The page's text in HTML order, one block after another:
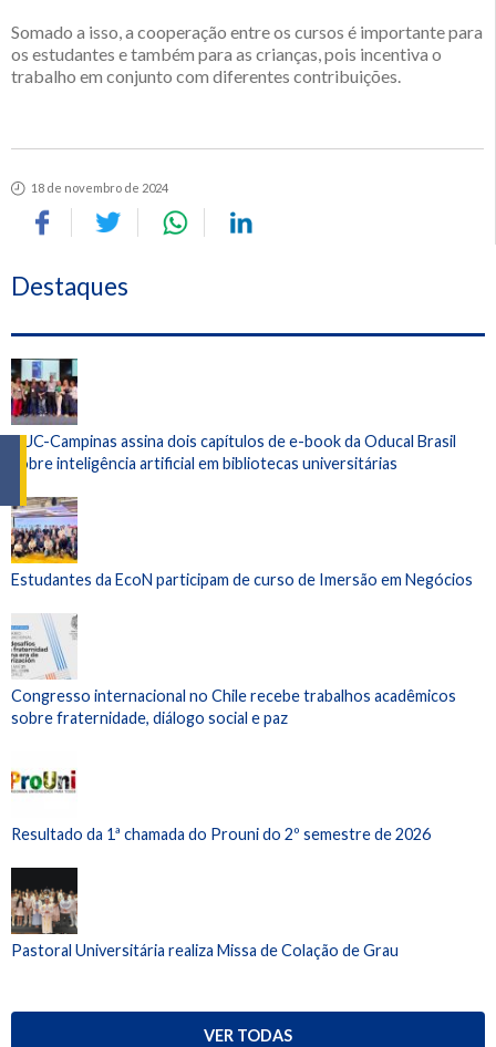
Somado a isso, a cooperação entre os cursos é importante para
os estudantes e também para as crianças, pois incentiva o
trabalho em conjunto com diferentes contribuições.
18 de novembro de 2024
Destaques
PUC-Campinas assina dois capítulos de e-book da Oducal Brasil
sobre inteligência artificial em bibliotecas universitárias
Estudantes da EcoN participam de curso de Imersão em Negócios
Congresso internacional no Chile recebe trabalhos acadêmicos
sobre fraternidade, diálogo social e paz
Resultado da 1ª chamada do Prouni do 2º semestre de 2026
Pastoral Universitária realiza Missa de Colação de Grau
VER TODAS